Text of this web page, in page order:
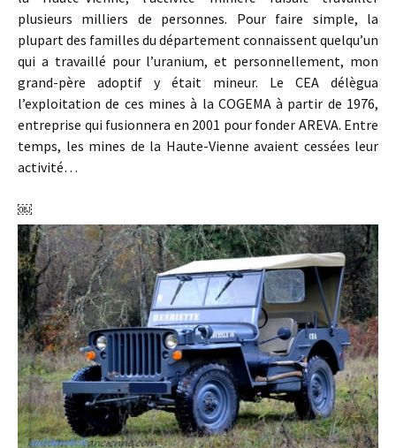
plusieurs milliers de personnes. Pour faire simple, la
plupart des familles du département connaissent quelqu’un
qui a travaillé pour l’uranium, et personnellement, mon
grand-père adoptif y était mineur. Le CEA délègua
l’exploitation de ces mines à la COGEMA à partir de 1976,
entreprise qui fusionnera en 2001 pour fonder AREVA. Entre
temps, les mines de la Haute-Vienne avaient cessées leur
activité…
￼